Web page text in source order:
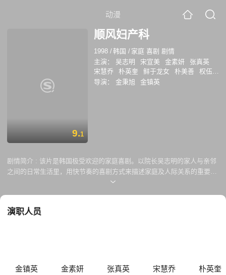
动漫
9.1
顺风妇产科
1998 /韩国 / 家庭 喜剧 剧情
主演：
吴志明 宋宣美 金素妍
张真英
宋慧乔
朴英奎 鲜于龙女 朴美善
权伍
中
朴俊亨 金成恩 李丰运
导演： 金秉旭 金镇英
剧情简介 : 该片是韩国极受欢迎的家庭喜剧。以院长吴志明的家人与亲邻
之间的日常生活里，用快节奏的喜剧方式来描述家庭及人际关系的重要
性，韩国喜剧之王吴志明先生与一流演员们将带电视观众进入笑破肚子的
演职人员
金镇英 金素妍 张真英 宋慧乔 朴英奎